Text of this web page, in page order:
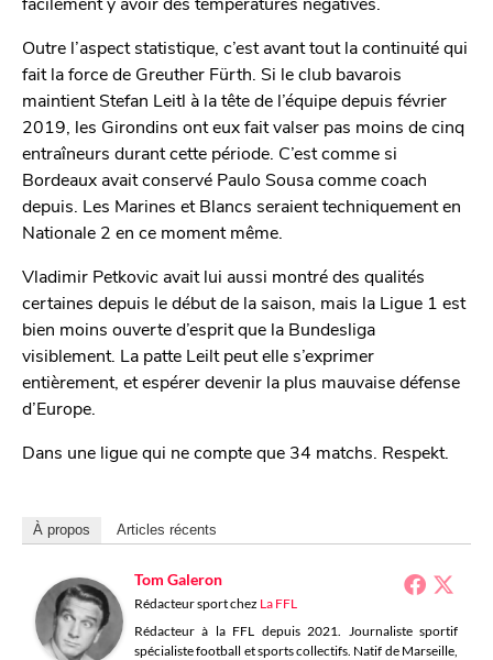
Outre l’aspect statistique, c’est avant tout la continuité qui
fait la force de Greuther Fürth. Si le club bavarois
maintient Stefan Leitl à la tête de l’équipe depuis février
2019, les Girondins ont eux fait valser pas moins de cinq
entraîneurs durant cette période. C’est comme si
Bordeaux avait conservé Paulo Sousa comme coach
depuis. Les Marines et Blancs seraient techniquement en
Nationale 2 en ce moment même.
Vladimir Petkovic avait lui aussi montré des qualités
certaines depuis le début de la saison, mais la Ligue 1 est
bien moins ouverte d’esprit que la Bundesliga
visiblement. La patte Leilt peut elle s’exprimer
entièrement, et espérer devenir la plus mauvaise défense
d’Europe.
Dans une ligue qui ne compte que 34 matchs. Respekt.
À propos Articles récents
Tom Galeron
Rédacteur sportchez La FFL
Rédacteur à la FFL depuis 2021. Journaliste sportif
spécialiste football et sports collectifs. Natif de Marseille,